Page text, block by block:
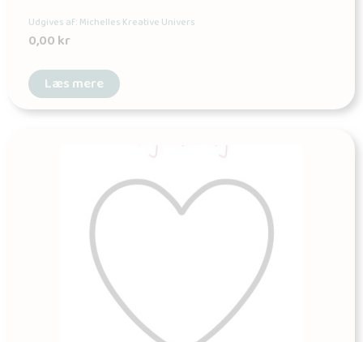
Udgives af: Michelles Kreative Univers
0,00kr
Læs mere